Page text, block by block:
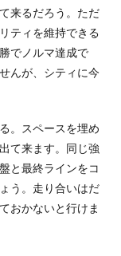
来るだろう。ただ
ティを維持できる
でノルマ達成で
んが、シティに今
。スペースを埋め
て来ます。同じ強
と最終ラインをコ
う。走り合いはだ
おかないと行けま